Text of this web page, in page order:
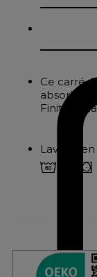
Ce carré
Finition
Lavage
4 u s